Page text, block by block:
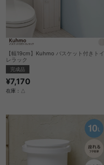
【幅19cm】Kuhmo バスケット付きトイ
レラック
完成品
¥7,170
在庫：△